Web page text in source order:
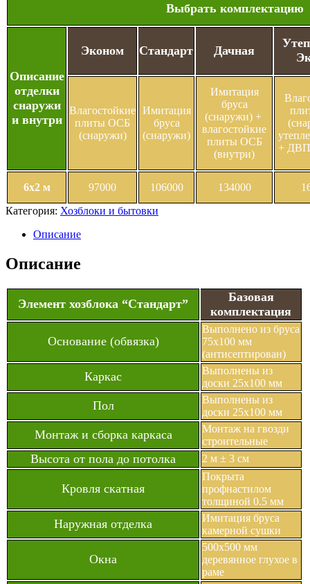
Выбрать комплектацию
Описание
отделки
снаружи
и внутри
Эконом Стандарт Дачная
Влагостойкие
плиты ОСБ
(снаружи)
Имитация
бруса
(снаружи)
Имитация
бруса
(снаружи) +
влагостойкие
плиты ОСБ
(внутри)
+ ДВП
6х2 м 97000 106000 134000
Категория: Хозблоки и бытовки
Описание
Описание
Элемент хозблока “Стандарт”
Базовая
комплектация
Основание (обвязка)
Выполнено из бруса
75х100 мм
(антисептирован)
Каркас
Выполнены из
доски 25х100 мм
Пол
Выполнены из
доски 25х100 мм
Монтаж и сборка каркаса
Монтаж на гвозди
строительные
Высота от пола до потолка 2 м ± 3 см
Кровля скатная
Покрыта
профнастилом
толщиной 0.5 мм
Наружная отделка
Имитация бруса
камерной сушки
Окна
500х500 мм
деревянное глухое в
раме